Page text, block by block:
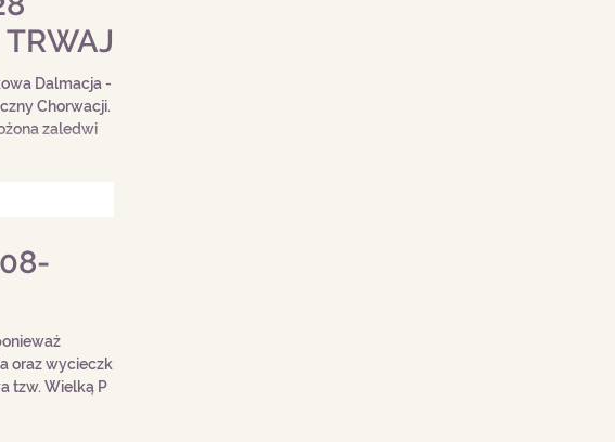
Dalmacja - to
Chorwacji.
zaledwi
oraz wycieczki, w
tzw. Wielką P